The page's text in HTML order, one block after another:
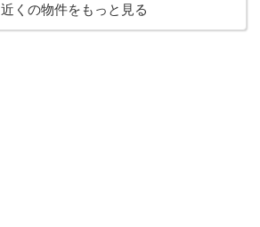
近くの物件をもっと見る